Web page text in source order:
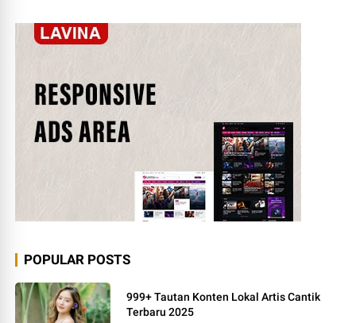
POPULAR POSTS
999+ Tautan Konten Lokal Artis Cantik
Terbaru 2025